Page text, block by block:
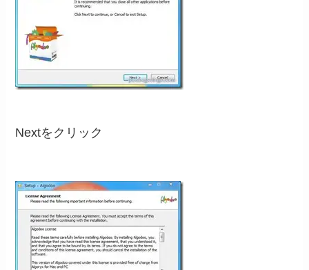
Nextをクリック